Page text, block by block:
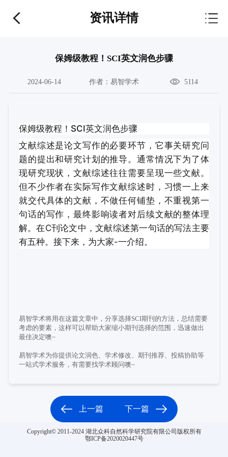
资讯详情
保姆级教程！SCI英文润色步骤
2024-06-14 作者： 易智学术 5114
保姆级教程！SCI英文润色步骤
文献综述是论文写作的必要环节，它事关研究问
题的提出和研究计划的推导。通常情况下为了体
现研究现状，文献综述往往需要呈现一些文献。
但不少作者在实际写作文献综述时，习惯一上来
就交代具体的文献，不做任何铺垫，不重视第一
句话的写作，最终影响读者对后续文献的整体理
解。在C刊论文中，文献综述第一句话的写法主要
有五种。接下来，为大家-一介绍。
易智学术将用在这篇文章中，分享选择SCI期刊的方法，总结需要
考虑的要素，这样可以帮助大家缩小期刊选择的范围，迅速做出
最佳决定噢~
易智学术为你提供论文润色、学术修改、期刊推荐、投稿协助等
一站式学术服务，有需要找学术顾问噢~
上一篇 下一篇
Copyright© 2011-2024 湖北众科自然科学研究院有限公司版权所有
鄂ICP备2020020447号